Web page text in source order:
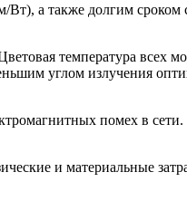
а также долгим сроком
температура всех
углом излучения
помех в
и материальные